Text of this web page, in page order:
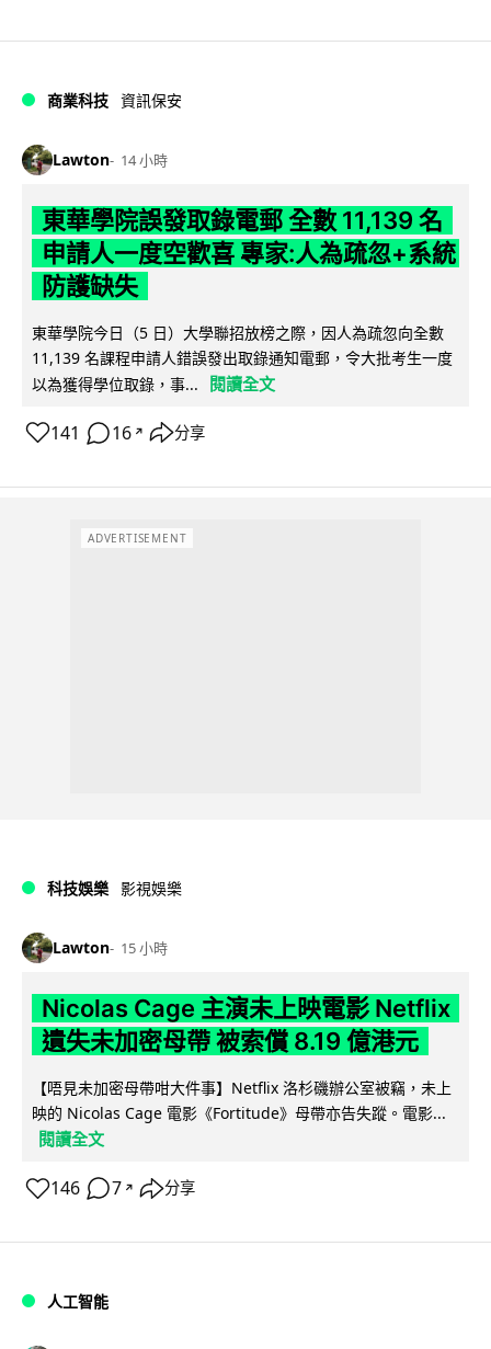
商業科技 資訊保安
Lawton 14 小時
東華學院誤發取錄電郵 全數 11,139 名
申請人一度空歡喜 專家:人為疏忽+系統
防護缺失
東華學院今日（5 日）大學聯招放榜之際，因人為疏忽向全數
11,139 名課程申請人錯誤發出取錄通知電郵，令大批考生一度
以為獲得學位取錄，事...
閱讀全文
141 16 ↗ 分享
ADVERTISEMENT
科技娛樂 影視娛樂
Lawton 15 小時
Nicolas Cage 主演未上映電影 Netflix
遺失未加密母帶 被索償 8.19 億港元
【唔見未加密母帶咁大件事】Netflix 洛杉磯辦公室被竊，未上
映的 Nicolas Cage 電影《Fortitude》母帶亦告失蹤。電影...
閱讀全文
146 7 ↗ 分享
人工智能